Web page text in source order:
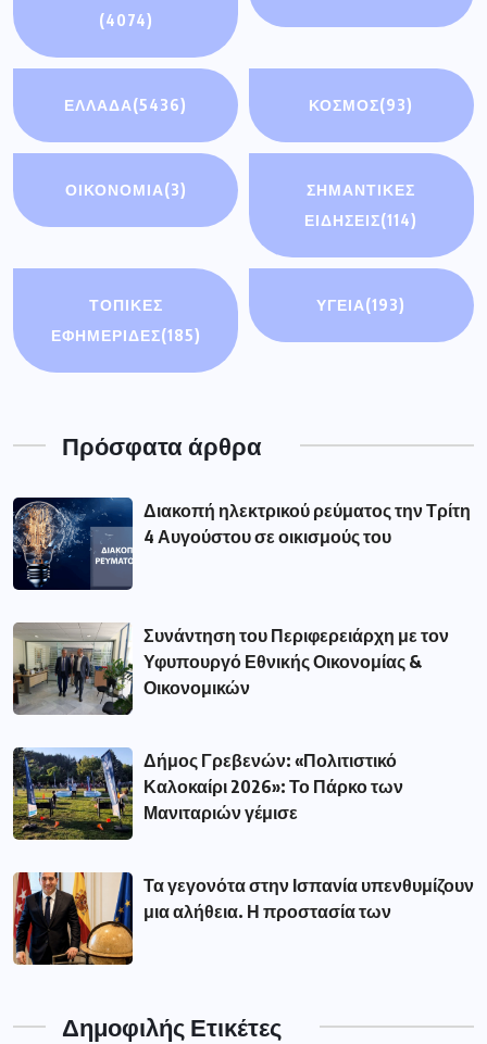
(4074)
ΕΛΛΑΔΑ(5436) ΚΟΣΜΟΣ(93)
ΟΙΚΟΝΟΜΊΑ(3)
ΣΗΜΑΝΤΙΚΈΣ
ΕΙΔΉΣΕΙΣ(114)
ΤΟΠΙΚΕΣ
ΕΦΗΜΕΡΙΔΕΣ(185)
ΥΓΕΙΑ(193)
Πρόσφατα άρθρα
Διακοπή ηλεκτρικού ρεύματος την Τρίτη
4 Αυγούστου σε οικισμούς του
Συνάντηση του Περιφερειάρχη με τον
Υφυπουργό Εθνικής Οικονομίας &
Οικονομικών
Δήμος Γρεβενών: «Πολιτιστικό
Καλοκαίρι 2026»: Το Πάρκο των
Μανιταριών γέμισε
Τα γεγονότα στην Ισπανία υπενθυμίζουν
μια αλήθεια. Η προστασία των
Δημοφιλής Ετικέτες